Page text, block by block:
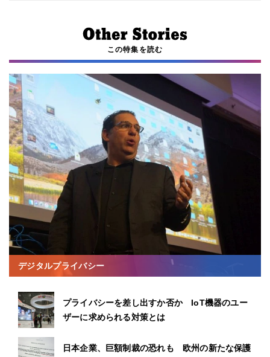
この特集を読む
デジタルプライバシー
プライバシーを差し出すか否か IoT機器のユー
ザーに求められる対策とは
日本企業、巨額制裁の恐れも 欧州の新たな保護